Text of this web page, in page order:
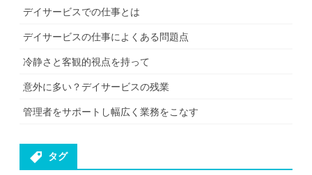
デイサービスでの仕事とは
デイサービスの仕事によくある問題点
冷静さと客観的視点を持って
意外に多い？デイサービスの残業
管理者をサポートし幅広く業務をこなす
タグ